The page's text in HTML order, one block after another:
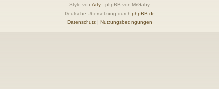
Style von Arty - phpBB von MrGaby
Deutsche Übersetzung durch phpBB.de
Datenschutz| Nutzungsbedingungen